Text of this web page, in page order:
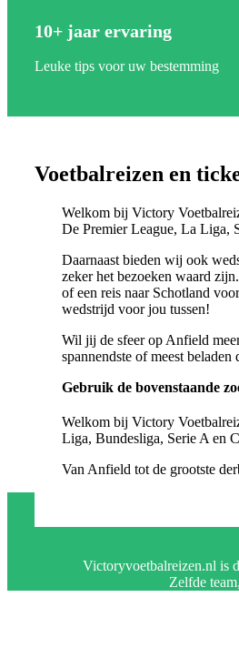
10+ jaar ervaring
Leuke tips voor uw bestemming
Voetbalreizen en
Welkom bij Victory
De Premier League, La Liga,
Daarnaast bieden wij ook
zeker het bezoeken waard
of een reis naar Schotland
wedstrijd voor jou tussen!
Wil jij de sfeer op Anfield
spannendste of meest beladen
Gebruik de bovenstaande
Welkom bij Victory
Liga, Bundesliga, Serie A en
Van Anfield tot de grootste
Victoryvoetbalreizen.nl is
Zelfde